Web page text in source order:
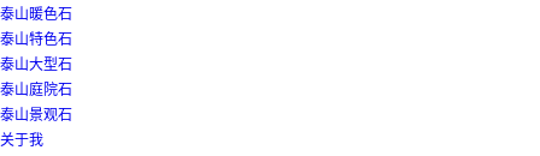
泰山暖色石
泰山特色石
泰山大型石
泰山庭院石
泰山景观石
关于我